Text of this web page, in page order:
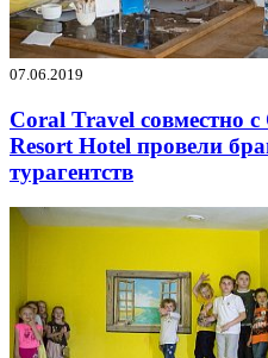
07.06.2019
Coral Travel совместно
Resort Hotel провели
турагентств